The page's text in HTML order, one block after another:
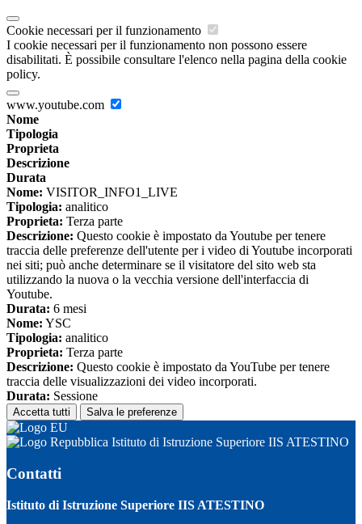
Cookie necessari per il funzionamento
I cookie necessari per il funzionamento non possono essere
disabilitati. È possibile consultare l'elenco nella pagina della cookie
policy.
www.youtube.com
Nome
Tipologia
Proprieta
Descrizione
Durata
Nome: VISITOR_INFO1_LIVE
Tipologia: analitico
Proprieta: Terza parte
Descrizione: Questo cookie è impostato da Youtube per tenere
traccia delle preferenze dell'utente per i video di Youtube incorporati
nei siti; può anche determinare se il visitatore del sito web sta
utilizzando la nuova o la vecchia versione dell'interfaccia di
Youtube.
Durata: 6 mesi
Nome: YSC
Tipologia: analitico
Proprieta: Terza parte
Descrizione: Questo cookie è impostato da YouTube per tenere
traccia delle visualizzazioni dei video incorporati.
Durata: Sessione
Accetta tutti Salva le preferenze
Istituto di Istruzione Superiore IIS ATESTINO
Contatti
Istituto di Istruzione Superiore IIS ATESTINO